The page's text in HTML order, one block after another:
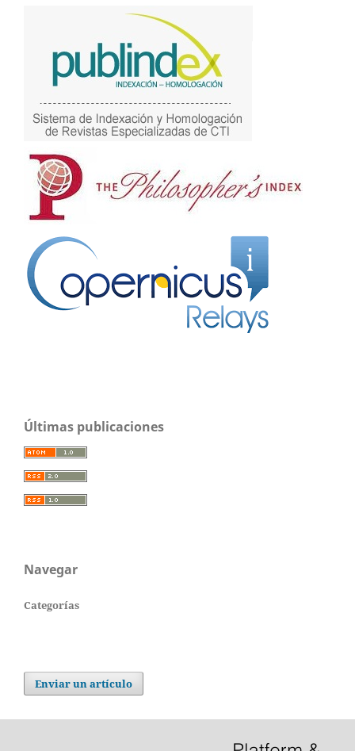
Últimas publicaciones
Navegar
Categorías
Enviar un artículo